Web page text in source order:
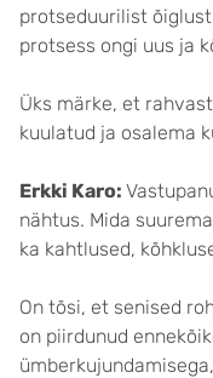
protseduurilist
protsess ongi uus ja
Üks märke, et
kuulatud ja osalema
Erkki Karo:
nähtus. Mida
ka kahtlused,
On tõsi, et senised
on piirdunud